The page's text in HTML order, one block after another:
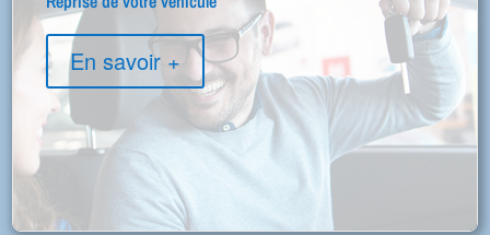
En savoir +